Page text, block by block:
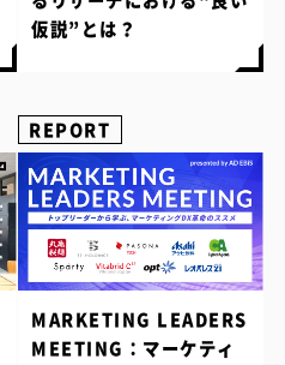
仮説”とは？
REPORT
MARKETING LEADERS
MEETING：マーケティ